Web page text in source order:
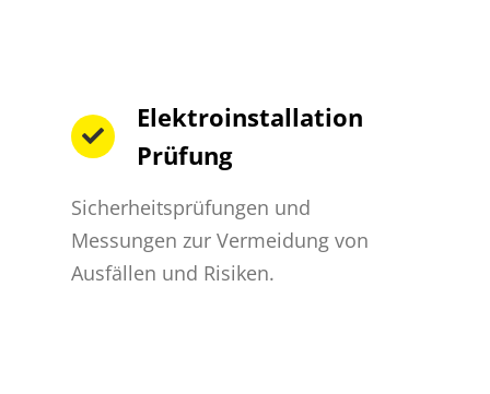
Elektroinstallation
Prüfung
Sicherheitsprüfungen und
Messungen zur Vermeidung von
Ausfällen und Risiken.